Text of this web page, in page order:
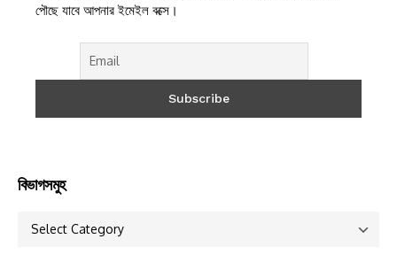
পৌছে যাবে আপনার ইমেইল বক্সে।
বিভাগসমুহ